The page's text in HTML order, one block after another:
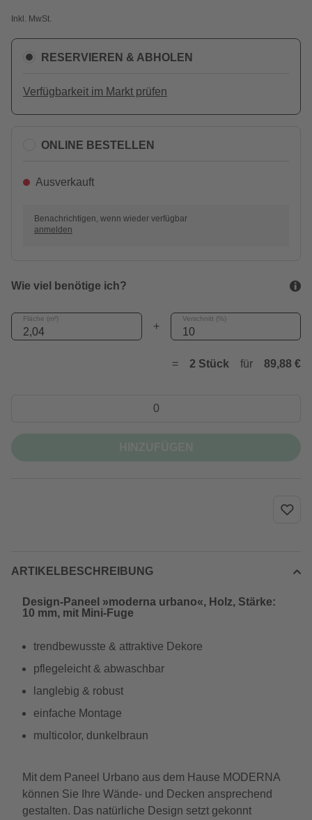
Inkl. MwSt.
RESERVIEREN & ABHOLEN
Verfügbarkeit im Markt prüfen
ONLINE BESTELLEN
Ausverkauft
Benachrichtigen, wenn wieder verfügbar
anmelden
Wie viel benötige ich?
Fläche (m²)
+
Verschnitt (%)
= 2 Stück für 89,88 €
ARTIKELBESCHREIBUNG
Design-Paneel »moderna urbano«, Holz, Stärke:
10 mm, mit Mini-Fuge
trendbewusste & attraktive Dekore
pflegeleicht & abwaschbar
langlebig & robust
einfache Montage
multicolor, dunkelbraun
Mit dem Paneel Urbano aus dem Hause MODERNA
können Sie Ihre Wände- und Decken ansprechend
gestalten. Das natürliche Design setzt gekonnt